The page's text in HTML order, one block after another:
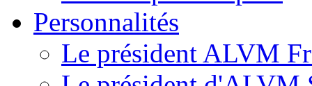
Personnalités
Le président ALVM